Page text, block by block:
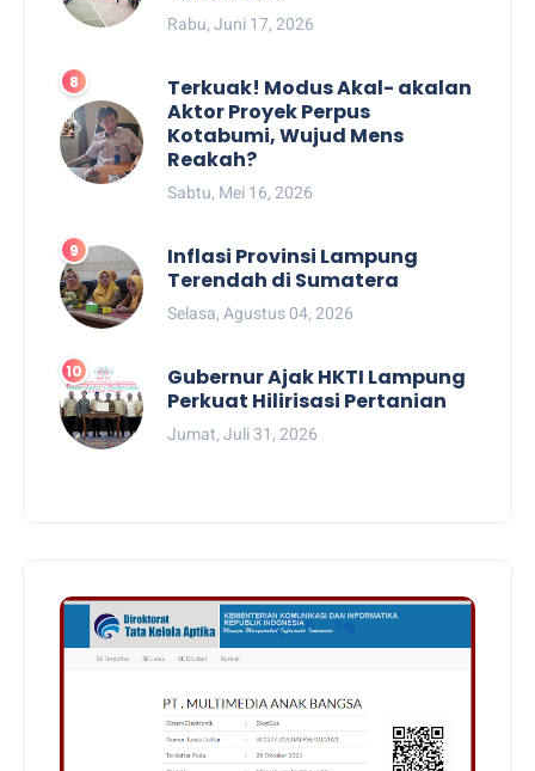
Rabu, Juni 17, 2026
Terkuak! Modus Akal- akalan
Aktor Proyek Perpus
Kotabumi, Wujud Mens
Reakah?
Sabtu, Mei 16, 2026
Inflasi Provinsi Lampung
Terendah di Sumatera
Selasa, Agustus 04, 2026
Gubernur Ajak HKTI Lampung
Perkuat Hilirisasi Pertanian
Jumat, Juli 31, 2026